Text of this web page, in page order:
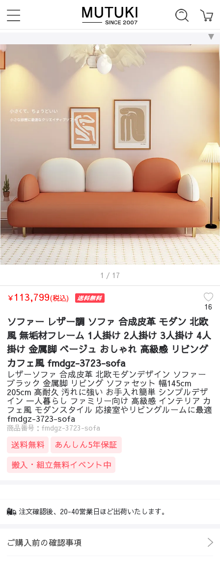
1 / 17
￥113,799(税込)
16
ソファー レザー調 ソファ 合成皮革 モダン 北欧
風 無垢材フレーム 1人掛け 2人掛け 3人掛け 4人
掛け 金属脚 ベージュ おしゃれ 高級感 リビング
カフェ風 fmdgz-3723-sofa
レザーソファ 合成皮革 北欧モダンデザイン ソファー
ブラック 金属脚 リビング ソファセット 幅145cm
205cm 高耐久 汚れに強い お手入れ簡単 シンプルデザ
イン 一人暮らし ファミリー向け 高級感 インテリア カ
フェ風 モダンスタイル 応接室やリビングルームに最適
fmdgz-3723-sofa
商品番号：fmdgz-3723-sofa
送料無料
あんしん5年保証
搬入・組立無料イベント中
注文確認後、20-40営業日ほど出荷いたします。
ご購入前の確認事項